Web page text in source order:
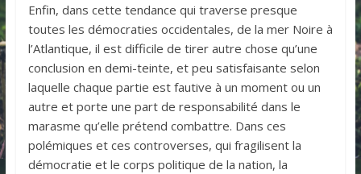
Enfin, dans cette tendance qui traverse presque
toutes les démocraties occidentales, de la mer Noire à
l’Atlantique, il est difficile de tirer autre chose qu’une
conclusion en demi-teinte, et peu satisfaisante selon
laquelle chaque partie est fautive à un moment ou un
autre et porte une part de responsabilité dans le
marasme qu’elle prétend combattre. Dans ces
polémiques et ces controverses, qui fragilisent la
démocratie et le corps politique de la nation, la